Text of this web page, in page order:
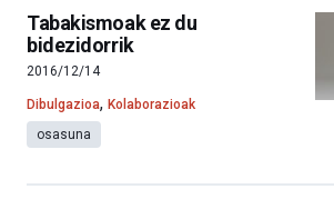
Tabakismoak ez du
bidezidorrik
2016/12/14
Dibulgazioa, Kolaborazioak
osasuna